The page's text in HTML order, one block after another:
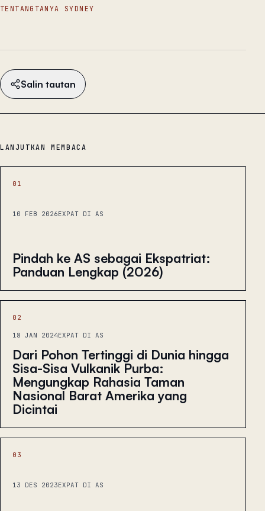
TENTANG TANYA SYDNEY
Salin tautan
LANJUTKAN MEMBACA
01
10 FEB 2026EXPAT DI AS
Pindah ke AS sebagai Ekspatriat:
Panduan Lengkap (2026)
02
18 JAN 2024EXPAT DI AS
Dari Pohon Tertinggi di Dunia hingga
Sisa-Sisa Vulkanik Purba:
Mengungkap Rahasia Taman
Nasional Barat Amerika yang
Dicintai
03
13 DES 2023EXPAT DI AS